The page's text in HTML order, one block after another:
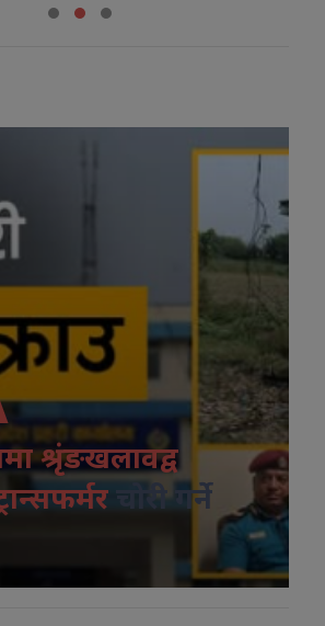
श्रृंङखलावद्व
चोरी गर्ने